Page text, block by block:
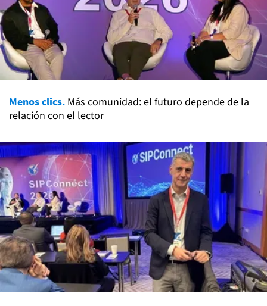
Menos clics. Más comunidad: el futuro depende de la
relación con el lector